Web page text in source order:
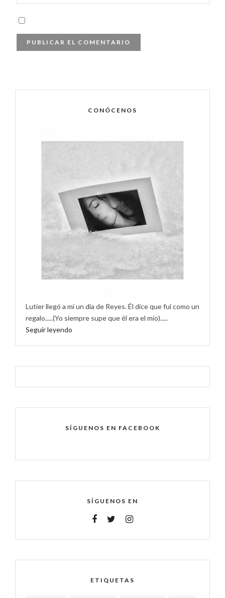
CONÓCENOS
Lutier llegó a mí un día de Reyes. Él dice que fui como un
regalo.....(Yo siempre supe que él era el mío).....
Seguir leyendo
SÍGUENOS EN FACEBOOK
SÍGUENOS EN
ETIQUETAS